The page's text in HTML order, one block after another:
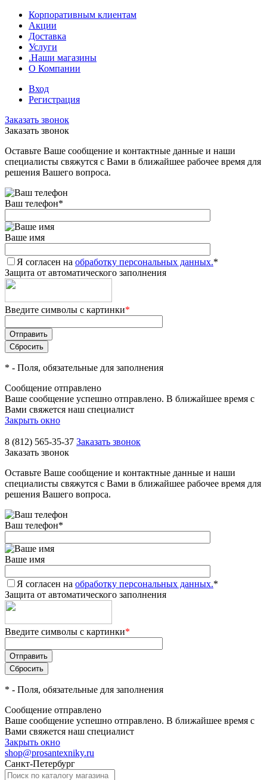
Корпоративным клиентам
Акции
Доставка
Услуги
.Наши магазины
О Компании
Вход
Регистрация
Заказать звонок
Заказать звонок
Оставьте Ваше сообщение и контактные данные и наши
специалисты свяжутся с Вами в ближайшее рабочее время для
решения Вашего вопроса.
Ваш телефон*
Ваше имя
Я согласен на обработку персональных данных.*
Защита от автоматического заполнения
Введите символы с картинки*
* - Поля, обязательные для заполнения
Сообщение отправлено
Ваше сообщение успешно отправлено. В ближайшее время с
Вами свяжется наш специалист
Закрыть окно
8 (812) 565-35-37 Заказать звонок
Заказать звонок
Оставьте Ваше сообщение и контактные данные и наши
специалисты свяжутся с Вами в ближайшее рабочее время для
решения Вашего вопроса.
Ваш телефон*
Ваше имя
Я согласен на обработку персональных данных.*
Защита от автоматического заполнения
Введите символы с картинки*
* - Поля, обязательные для заполнения
Сообщение отправлено
Ваше сообщение успешно отправлено. В ближайшее время с
Вами свяжется наш специалист
Закрыть окно
shop@prosantexniky.ru
Санкт-Петербург